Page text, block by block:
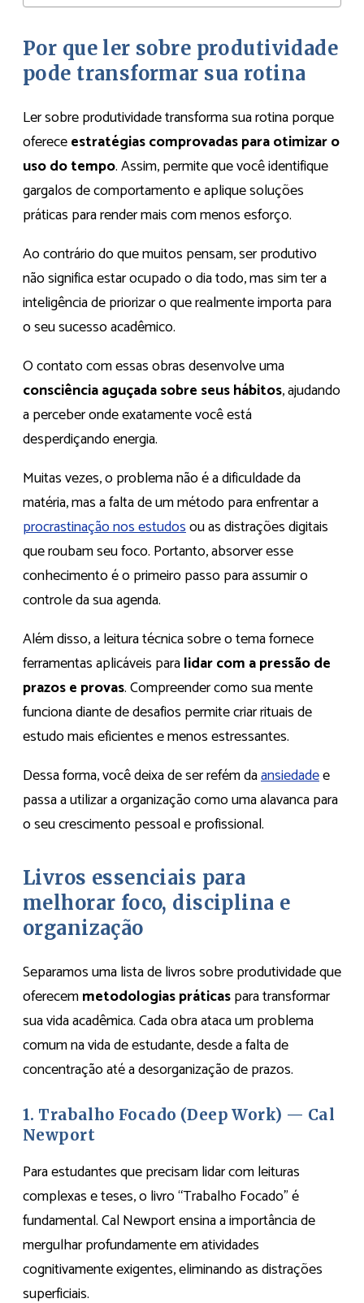
Por que ler sobre produtividade
pode transformar sua rotina
Ler sobre produtividade transforma sua rotina porque
ofereceestratégias comprovadas para otimizar o
uso do tempo. Assim, permite que você identifique
gargalos de comportamento e aplique soluções
práticas para render mais com menos esforço.
Ao contrário do que muitos pensam, ser produtivo
não significa estar ocupado o dia todo, mas sim ter a
inteligência de priorizar o que realmente importa para
o seu sucesso acadêmico.
O contato com essas obras desenvolve uma
consciência aguçada sobre seus hábitos, ajudando
a perceber onde exatamente você está
desperdiçando energia.
Muitas vezes, o problema não é a dificuldade da
matéria, mas a falta de um método para enfrentar a
procrastinação nos estudosou as distrações digitais
que roubam seu foco. Portanto, absorver esse
conhecimento é o primeiro passo para assumir o
controle da sua agenda.
Além disso, a leitura técnica sobre o tema fornece
ferramentas aplicáveis paralidar com a pressão de
prazos e provas. Compreender como sua mente
funciona diante de desafios permite criar rituais de
estudo mais eficientes e menos estressantes.
Dessa forma, você deixa de ser refém daansiedadee
passa a utilizar a organização como uma alavanca para
o seu crescimento pessoal e profissional.
Livros essenciais para
melhorar foco, disciplina e
organização
Separamos uma lista de livros sobre produtividade que
oferecemmetodologias práticaspara transformar
sua vida acadêmica. Cada obra ataca um problema
comum na vida de estudante, desde a falta de
concentração até a desorganização de prazos.
1. Trabalho Focado (Deep Work) — Cal
Newport
Para estudantes que precisam lidar com leituras
complexas e teses, o livro “Trabalho Focado” é
fundamental. Cal Newport ensina a importância de
mergulhar profundamente em atividades
cognitivamente exigentes, eliminando as distrações
superficiais.